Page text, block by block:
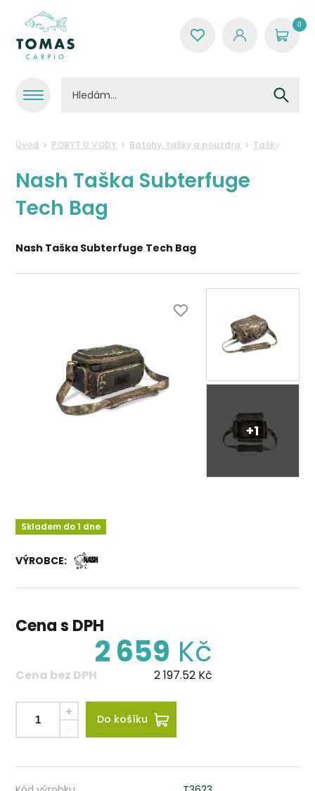
0
Úvod POBYT U VODY Batohy, tašky a pouzdra Tašky
Nash Taška Subterfuge
Tech Bag
Nash Taška Subterfuge Tech Bag
+1
Skladem do 1 dne
VÝROBCE:
Cena s DPH
2 659 Kč
Cena bez DPH 2 197.52 Kč
Do košíku